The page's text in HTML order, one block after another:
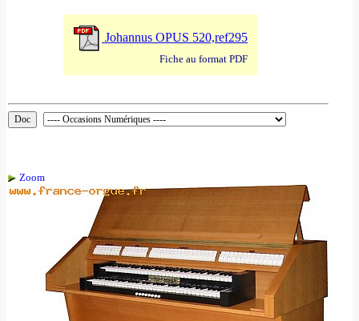
Johannus OPUS 520,ref295
Fiche au format PDF
Zoom